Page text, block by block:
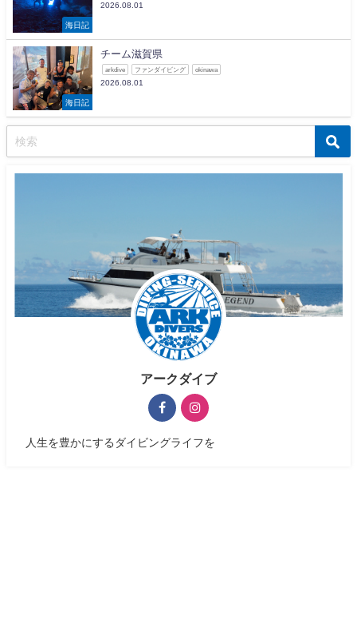
海日記
2026.08.01
海日記
チーム滋賀県
arkdive ファンダイビング okinawa
2026.08.01
アークダイブ
人生を豊かにするダイビングライフを